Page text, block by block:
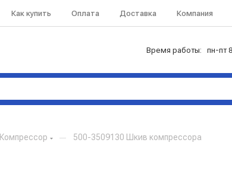
Как купить Оплата Доставка Компания
Время работы: пн-пт
Компрессор — 500-3509130 Шкив компрессора